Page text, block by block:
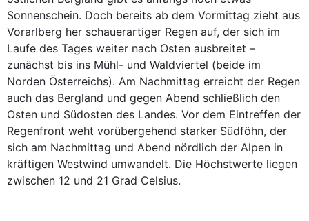
Sonnenschein. Doch bereits ab dem Vormittag zieht aus
Vorarlberg her schauerartiger Regen auf, der sich im
Laufe des Tages weiter nach Osten ausbreitet –
zunächst bis ins Mühl- und Waldviertel (beide im
Norden Österreichs). Am Nachmittag erreicht der Regen
auch das Bergland und gegen Abend schließlich den
Osten und Südosten des Landes. Vor dem Eintreffen der
Regenfront weht vorübergehend starker Südföhn, der
sich am Nachmittag und Abend nördlich der Alpen in
kräftigen Westwind umwandelt. Die Höchstwerte liegen
zwischen 12 und 21 Grad Celsius.